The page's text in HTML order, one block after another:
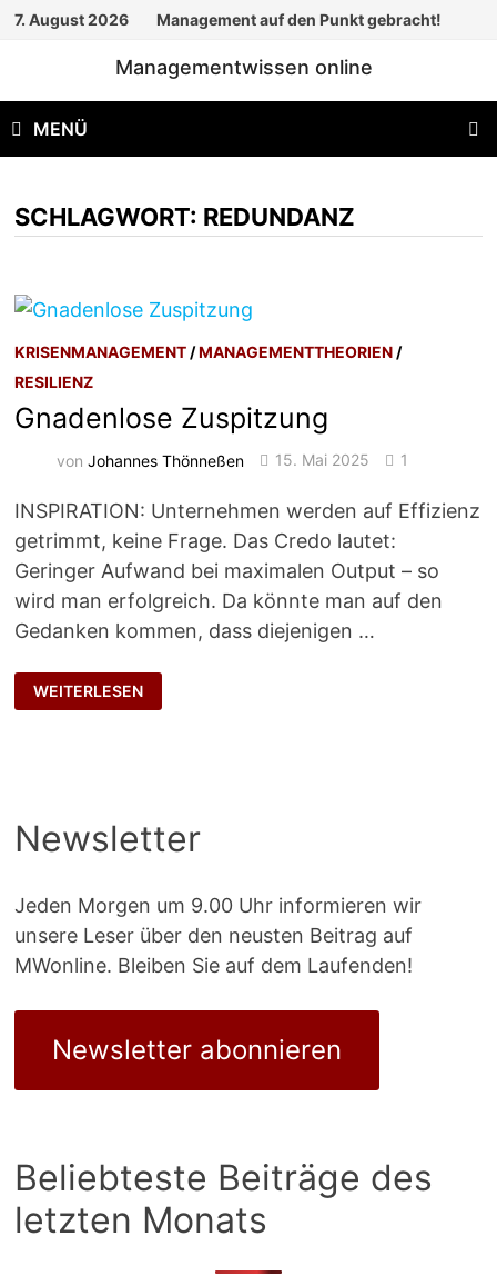
Zum
7. August 2026 Management auf den Punkt gebracht!
Managementwissen online
MENÜ
SCHLAGWORT: REDUNDANZ
KRISENMANAGEMENT /MANAGEMENTTHEORIEN /
RESILIENZ
Gnadenlose Zuspitzung
vonJohannes Thönneßen 15. Mai 2025 1
INSPIRATION: Unternehmen werden auf Effizienz
getrimmt, keine Frage. Das Credo lautet:
Geringer Aufwand bei maximalen Output – so
wird man erfolgreich. Da könnte man auf den
Gedanken kommen, dass diejenigen …
GNADENLOSE
ZUSPITZUNG
WEITERLESEN
Newsletter
Jeden Morgen um 9.00 Uhr informieren wir
unsere Leser über den neusten Beitrag auf
MWonline. Bleiben Sie auf dem Laufenden!
Newsletter abonnieren
Beliebteste Beiträge des
letzten Monats